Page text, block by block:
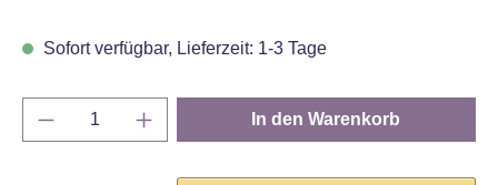
Sofort verfügbar, Lieferzeit: 1-3 Tage
Produkt Anzahl: Gib den gewünschten
In den Warenkorb